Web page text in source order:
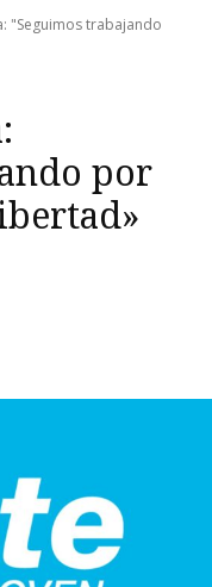
"Seguimos trabajando
por